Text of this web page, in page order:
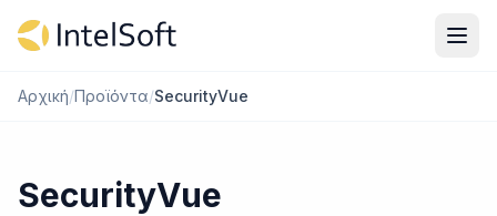
Αρχική/Προϊόντα/SecurityVue
SecurityVue